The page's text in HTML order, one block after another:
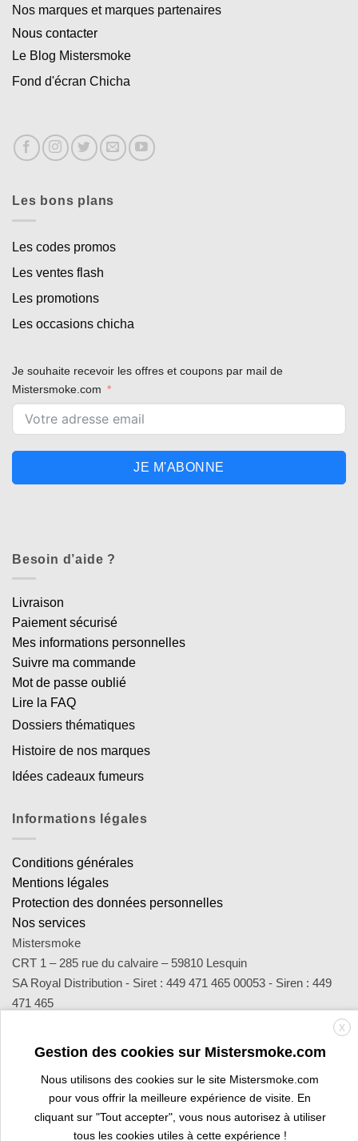
Nos marques et marques partenaires
Nous contacter
Le Blog Mistersmoke
Fond d'écran Chicha
Les bons plans
Les codes promos
Les ventes flash
Les promotions
Les occasions chicha
Je souhaite recevoir les offres et coupons par mail de
Mistersmoke.com
JE M'ABONNE
Besoin d’aide ?
Livraison
Paiement sécurisé
Mes informations personnelles
Suivre ma commande
Mot de passe oublié
Lire la FAQ
Dossiers thématiques
Histoire de nos marques
Idées cadeaux fumeurs
Informations légales
Conditions générales
Mentions légales
Protection des données personnelles
Nos services
Mistersmoke
CRT 1 – 285 rue du calvaire – 59810 Lesquin
SA Royal Distribution - Siret : 449 471 465 00053 - Siren : 449
471 465
Credit
Card
MasterCard
Apple
Pay
Bank
Transfer
Visa
Visa
Electron
X
Gestion des cookies sur Mistersmoke.com
Nous utilisons des cookies sur le site Mistersmoke.com
pour vous offrir la meilleure expérience de visite. En
cliquant sur "Tout accepter", vous nous autorisez à utiliser
tous les cookies utiles à cette expérience !